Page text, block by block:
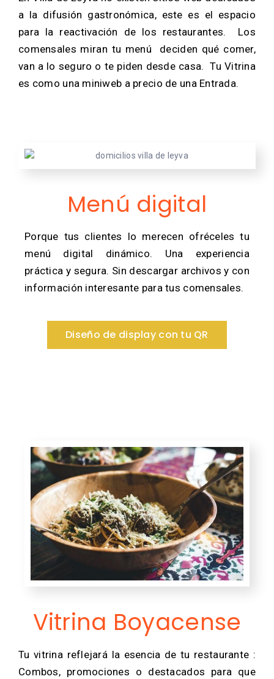
a la difusión gastronómica, este es el espacio
para la reactivación de los restaurantes. Los
comensales miran tu menú deciden qué comer,
van a lo seguro o te piden desde casa. Tu Vitrina
es como una miniweb a precio de una Entrada.
Menú digital
Porque tus clientes lo merecen ofréceles tu
menú digital dinámico. Una experiencia
práctica y segura. Sin descargar archivos y con
información interesante para tus comensales.
Diseño de display con tu QR
Vitrina Boyacense
Tu vitrina reflejará la esencia de tu restaurante :
Combos, promociones o destacados para que